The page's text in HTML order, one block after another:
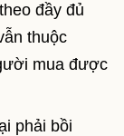
đầy đủ
thuộc
mua được
phải bồi